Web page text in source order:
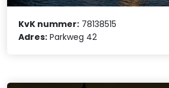
KvK nummer: 78138515
Adres: Parkweg 42